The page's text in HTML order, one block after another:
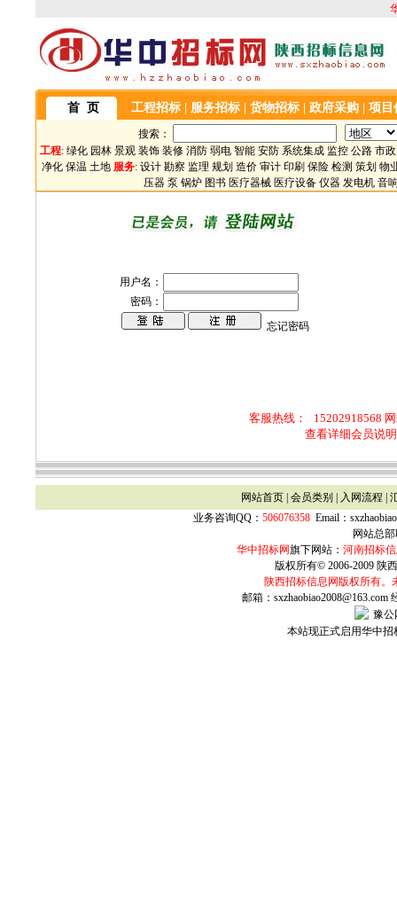
首 页 工程招标 服务招标 货物招标 政府采购 项目
搜索：
工程: 绿化 园林 景观 装饰 装修 消防 弱电 智能 安防 系统集成 监控 公路 市政
净化 保温 土地 服务: 设计 勘察 监理 规划 造价 审计 印刷 保险 检测 策划 物
压器 泵 锅炉 图书 医疗器械 医疗设备 仪器 发电机 音
用户名：
密码：
忘记密码
客服热线：
15202918568
查看详细会员说
网站首页| 会员类别 入网流程
业务咨询QQ： 506076358Email：
网站总
华中招标网旗下网站： 河南招标
版权所有© 2006-2009 陕
陕西招标信息网版权所有。
邮箱：sxzhaobiao2008@163.com
豫公
本站现正式启用华中招